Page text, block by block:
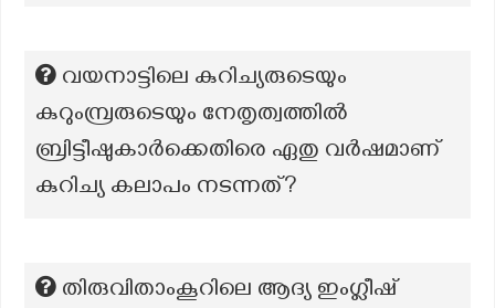
വയനാട്ടിലെ കുറിച്യരുടെയും
കുറുംമ്പ്രരുടെയും നേതൃത്വത്തിൽ
ബ്രിട്ടീഷുകാർക്കെതിരെ ഏതു വർഷമാണ്
കുറിച്യ കലാപം നടന്നത്?
തിരുവിതാംകൂറിലെ ആദ്യ ഇംഗ്ലീഷ്